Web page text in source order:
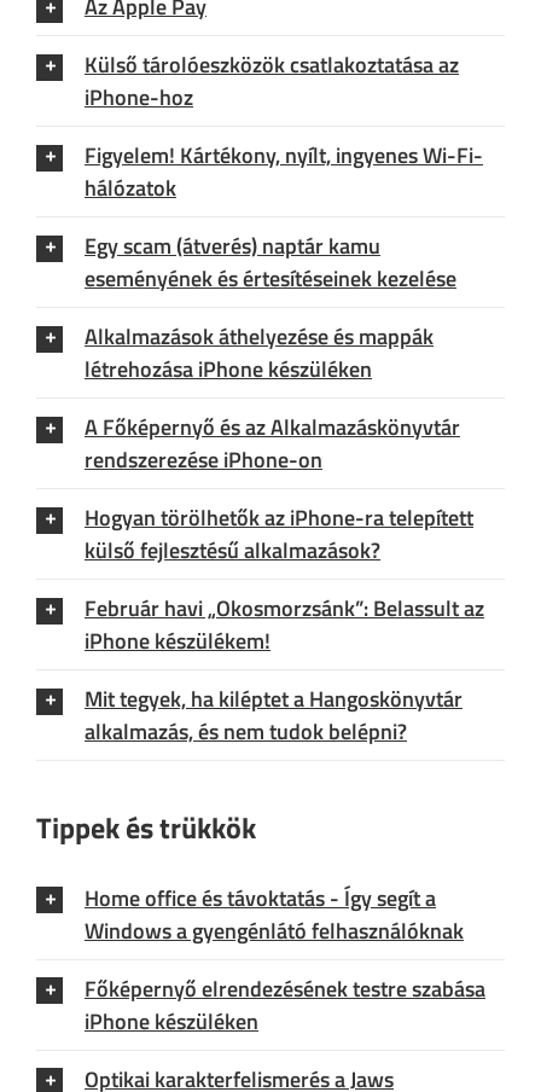
Az Apple Pay
Külső tárolóeszközök csatlakoztatása az
iPhone-hoz
Figyelem! Kártékony, nyílt, ingyenes Wi-Fi-
hálózatok
Egy scam (átverés) naptár kamu
eseményének és értesítéseinek kezelése
Alkalmazások áthelyezése és mappák
létrehozása iPhone készüléken
A Főképernyő és az Alkalmazáskönyvtár
rendszerezése iPhone-on
Hogyan törölhetők az iPhone-ra telepített
külső fejlesztésű alkalmazások?
Február havi „Okosmorzsánk”: Belassult az
iPhone készülékem!
Mit tegyek, ha kiléptet a Hangoskönyvtár
alkalmazás, és nem tudok belépni?
Tippek és trükkök
Home office és távoktatás - Így segít a
Windows a gyengénlátó felhasználóknak
Főképernyő elrendezésének testre szabása
iPhone készüléken
Optikai karakterfelismerés a Jaws